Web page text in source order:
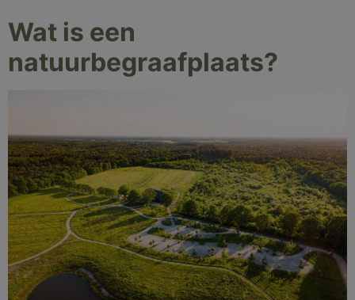
Wat is een
natuurbegraafplaats?